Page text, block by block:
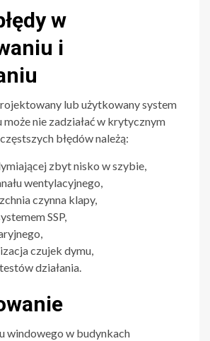
w
i
lub użytkowany system
nie zadziałać w krytycznym
błędów należą:
zbyt nisko w szybie,
wentylacyjnego,
czynna klapy,
SSP,
czujek dymu,
działania.
windowego w budynkach